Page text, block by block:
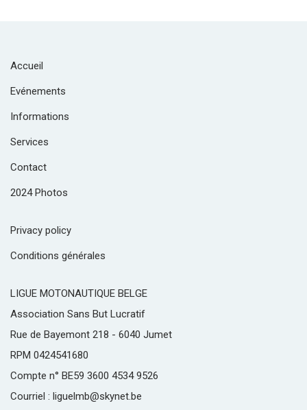
Accueil
Evénements
Informations
Services
Contact
2024 Photos
Privacy policy
Conditions générales
LIGUE MOTONAUTIQUE BELGE
Association Sans But Lucratif
Rue de Bayemont 218 - 6040 Jumet
RPM 0424541680
Compte n° BE59 3600 4534 9526
Courriel : liguelmb@skynet.be